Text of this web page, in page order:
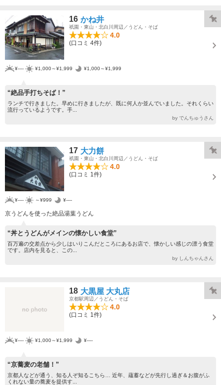
16 かね井
祇園・東山・北白川周辺／うどん・そば
4.0
(口コミ 4件)
¥---- ¥1,000～¥1,999 ¥1,000～¥1,999
“絶品手打ちそば！”
ランチで行きました。早めに行きましたが、既に何人か並んでいました。それくらい
流行っているようです。手...
by でんちゅうさん
17 大力餅
祇園・東山・北白川周辺／うどん・そば
4.0
(口コミ 1件)
¥---- ～¥999 ¥----
京うどんを使った絶品湯葉うどん
“丼とうどんがメインの懐かしい食堂”
百万遍の交差点から少しはいりこんだところにあるお店で、懐かしい感じの漂う食堂
です。店内を見ると、この...
by しんちゃんさん
18 大黒屋 大丸店
京都駅周辺／うどん・そば
4.0
(口コミ 1件)
¥---- ¥1,000～¥1,999 ¥----
“京蕎麦の老舗！”
京都人などが通う、知る人ぞ知るこちら… 近年、蘊蓄などが先行し過ぎ＆お腹がふ
くれない量の蕎麦を提供す...